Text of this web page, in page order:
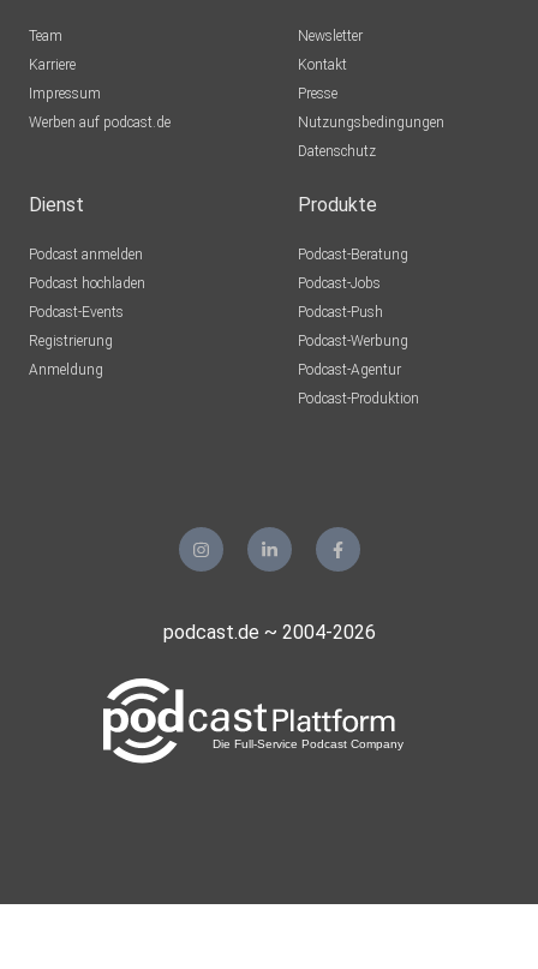
Wenn du Fragen, Anmeldungen oder Wünsche hast, melde
bei mir: ⁠⁠⁠⁠⁠⁠⁠kontakt@stimmschmiede-luise.de⁠⁠⁠⁠⁠⁠⁠ – ich freue
Stimmschmiede-Luise Website + Impressum:
Gefallen meine Impulse und Übungen? Dann freue ich mich,
mir 5 Sterne schenkst. 🩵
Team
Karriere
Impressum
Werben auf podcast.de
Newsletter
Kontakt
Presse
Nutzungsbedingungen
Datenschutz
Dienst
Podcast anmelden
Podcast hochladen
Podcast-Events
Registrierung
Anmeldung
Produkte
Podcast-Beratung
Podcast-Jobs
Podcast-Push
Podcast-Werbung
Podcast-Agentur
Podcast-Produktion
podcast.de ~ 2004-2026